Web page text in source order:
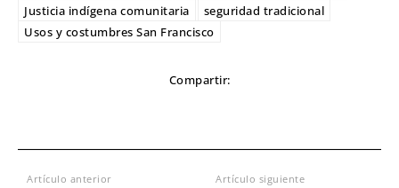
Justicia indígena comunitaria
seguridad tradicional
Usos y costumbres San Francisco
Compartir:
Artículo anterior Artículo siguiente